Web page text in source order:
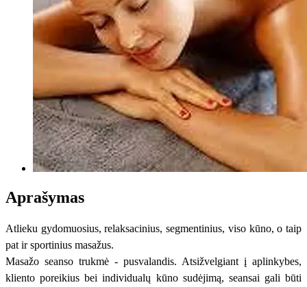
Aprašymas
Atlieku gydomuosius, relaksacinius, segmentinius, viso kūno, o taip
pat ir sportinius masažus.
Masažo seanso trukmė - pusvalandis. Atsižvelgiant į aplinkybes,
kliento poreikius bei individualų kūno sudėjimą, seansai gali būti